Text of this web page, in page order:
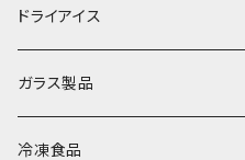
丸氷
直径70mm
直径65mm
角氷
砕氷
かき氷シロップ
無果汁1.8Lパック
無果汁1Lパック
かき氷機・かき氷器
かき氷カップ
ドライアイス
ドライアイス3ｋｇ
ドライアイス4ｋｇ
ガラス製品
オンザロック・グラス
冷凍食品